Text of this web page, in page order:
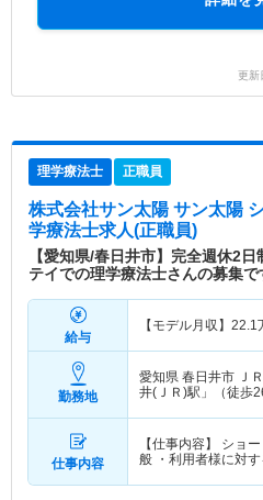
更
理学療法士 正職員
株式会社サン太陽 サン太陽
学療法士求人(正職員)
【愛知県/春日井市】完全週休2
テイでの理学療法士さんの募集で
給与
【モデル月収】 22.1
勤務地
愛知県 春日井市
Ｊ
井(ＪＲ)駅」（徒歩
仕事内容
【仕事内容】 ショ
般 ・利用者様に対